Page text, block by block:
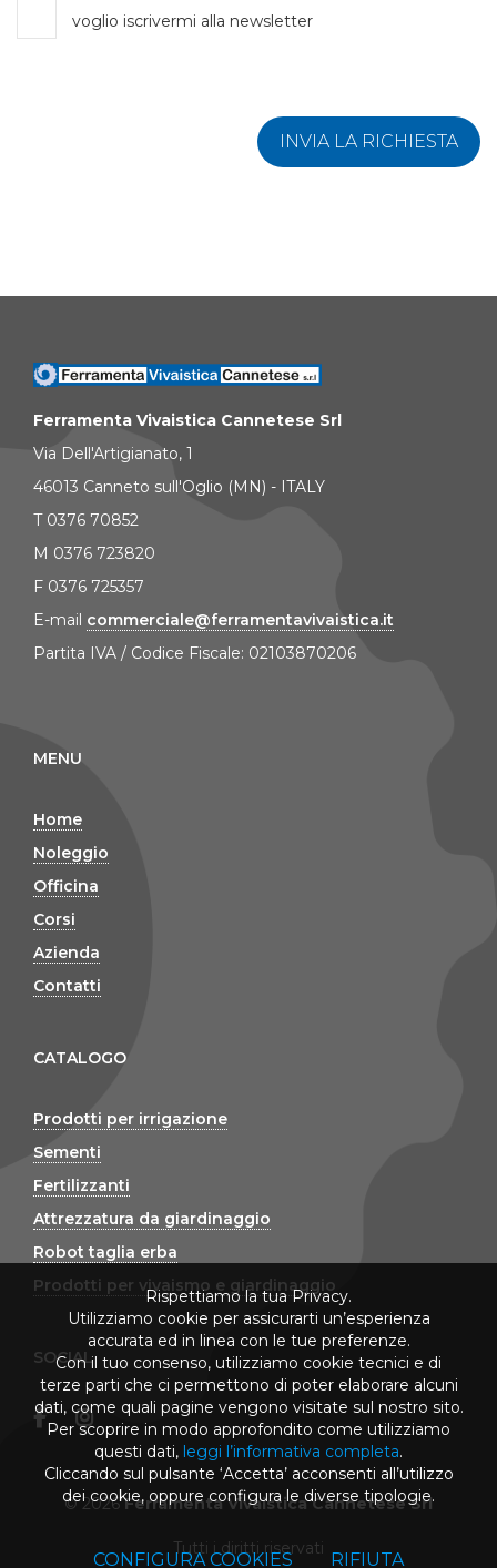
voglio iscrivermi alla newsletter
INVIA LA RICHIESTA
Ferramenta Vivaistica Cannetese Srl
Via Dell'Artigianato, 1
46013 Canneto sull'Oglio (MN) - ITALY
T 0376 70852
M 0376 723820
F 0376 725357
E-mail commerciale@ferramentavivaistica.it
Partita IVA / Codice Fiscale: 02103870206
MENU
Home
Noleggio
Officina
Corsi
Azienda
Contatti
CATALOGO
Prodotti per irrigazione
Sementi
Fertilizzanti
Attrezzatura da giardinaggio
Robot taglia erba
Prodotti per vivaismo e giardinaggio
SOCIAL
© 2026Ferramenta Vivaistica Cannetese Srl
Tutti i diritti riservati
Rispettiamo la tua Privacy.
Utilizziamo cookie per assicurarti un’esperienza
accurata ed in linea con le tue preferenze.
Con il tuo consenso, utilizziamo cookie tecnici e di
terze parti che ci permettono di poter elaborare alcuni
dati, come quali pagine vengono visitate sul nostro sito.
Per scoprire in modo approfondito come utilizziamo
questi dati, leggi l’informativa completa.
Cliccando sul pulsante ‘Accetta’ acconsenti all’utilizzo
dei cookie, oppure configura le diverse tipologie.
CONFIGURA COOKIES RIFIUTA